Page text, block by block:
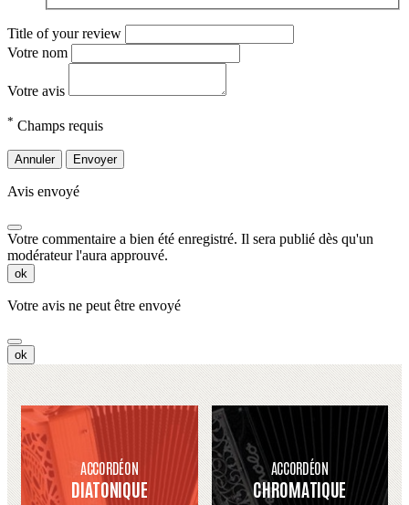
Title of your review
Votre nom
Votre avis
* Champs requis
Annuler Envoyer
Avis envoyé
Votre commentaire a bien été enregistré. Il sera publié dès qu'un
modérateur l'aura approuvé.
ok
Votre avis ne peut être envoyé
ok
ACCORDÉON
DIATONIQUE
ACCORDÉON
CHROMATIQUE